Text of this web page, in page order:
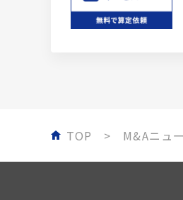
TOP M&Aニュ